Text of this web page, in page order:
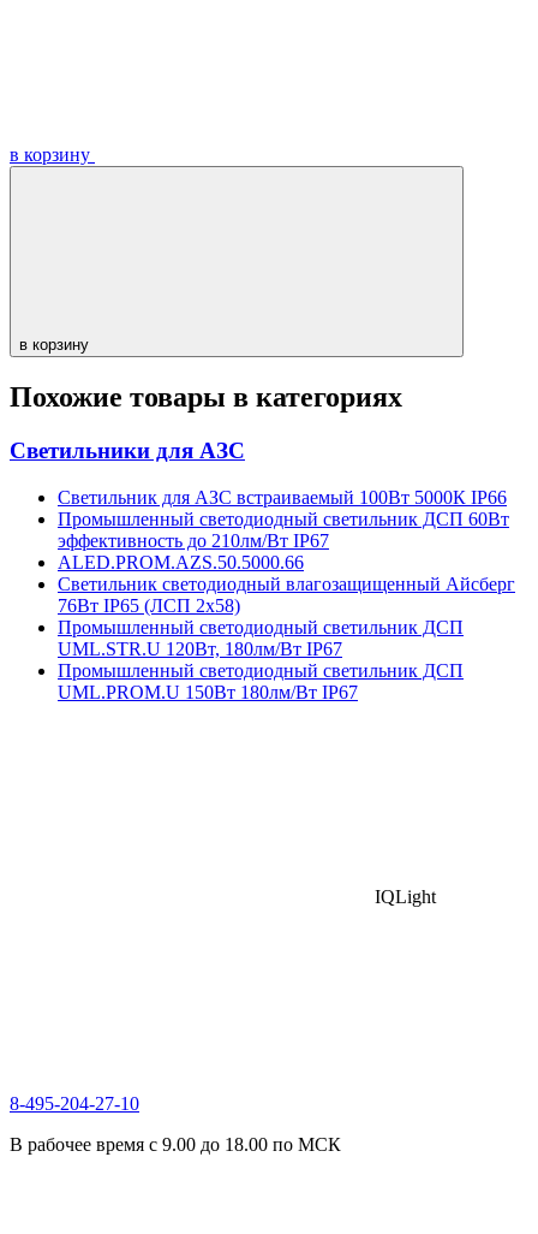
в корзину
в корзину
Похожие товары в категориях
Светильники для АЗС
Светильник для АЗС встраиваемый 100Вт 5000К IP66
Промышленный светодиодный светильник ДСП 60Вт
эффективность до 210лм/Вт IP67
ALED.PROM.AZS.50.5000.66
Светильник светодиодный влагозащищенный Айсберг
76Вт IP65 (ЛСП 2х58)
Промышленный светодиодный светильник ДСП
UML.STR.U 120Вт, 180лм/Вт IP67
Промышленный светодиодный светильник ДСП
UML.PROM.U 150Вт 180лм/Вт IP67
IQLight
8-495-204-27-10
В рабочее время с 9.00 до 18.00 по МСК